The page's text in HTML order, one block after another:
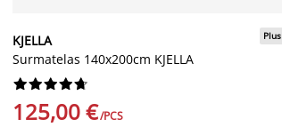
KJELLA
Surmatelas 140x200cm KJELLA
Plus






125,00 €/PCS